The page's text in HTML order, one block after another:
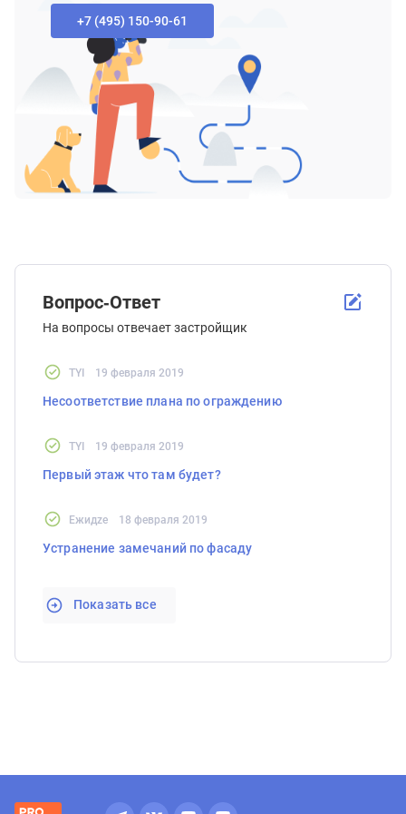
Вопрос-Ответ
На вопросы отвечает застройщик
TYI 19 февраля 2019
Несоответствие плана по ограждению
TYI 19 февраля 2019
Первый этаж что там будет?
Ежидzе 18 февраля 2019
Устранение замечаний по фасаду
Показать все
+7 (495) 150-90-61‬